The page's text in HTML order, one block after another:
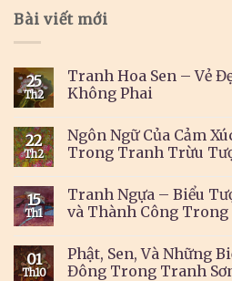
Bài viết mới
25
Th2
Tranh Hoa Sen – Vẻ
Không Phai
22
Th2
Ngôn Ngữ Của Cảm
Trong Tranh Trừu
15
Th1
Tranh Ngựa – Biểu
và Thành Công
01
Th10
Phật, Sen, Và Những
Đông Trong Tranh